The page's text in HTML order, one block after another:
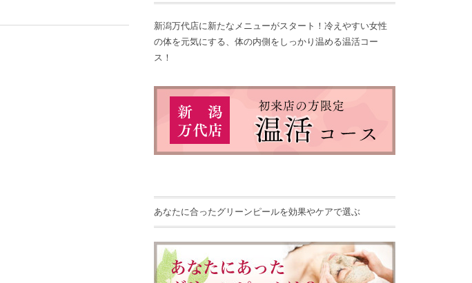
新潟万代店に新たなメニューがスタート！冷えやすい女性
の体を元気にする、体の内側をしっかり温める温活コー
ス！
あなたに合ったグリーンピールを効果やケアで選ぶ